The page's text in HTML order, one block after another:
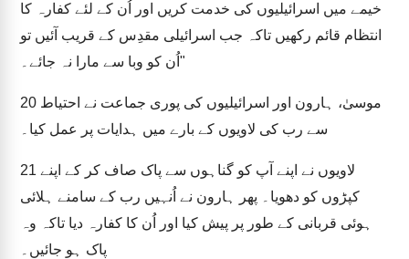
خیمے میں اسرائیلیوں کی خدمت کریں اور اُن کے لئے کفارہ کا
انتظام قائم رکھیں تاکہ جب اسرائیلی مقدِس کے قریب آئیں تو
اُن کو وبا سے مارا نہ جائے۔"
20
سے رب کی لاویوں کے بارے میں ہدایات پر عمل کیا۔
21
کپڑوں کو دھویا۔ پھر ہارون نے اُنہیں رب کے سامنے ہلائی
ہوئی قربانی کے طور پر پیش کیا اور اُن کا کفارہ دیا تاکہ وہ
پاک ہو جائیں۔